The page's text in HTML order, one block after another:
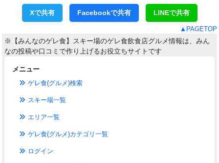
Xで共有 Facebookで共有 LINEで共有
▲PAGETOP
※【みんなのゲレ食】スキー場のゲレ食飲食店グルメ情報は、みん
なの投稿や口コミで作り上げるお役立ちサイトです
メニュー
ゲレ食(グルメ)検索
スキー場一覧
エリア一覧
ゲレ食(グルメ)カテゴリ一覧
ログイン